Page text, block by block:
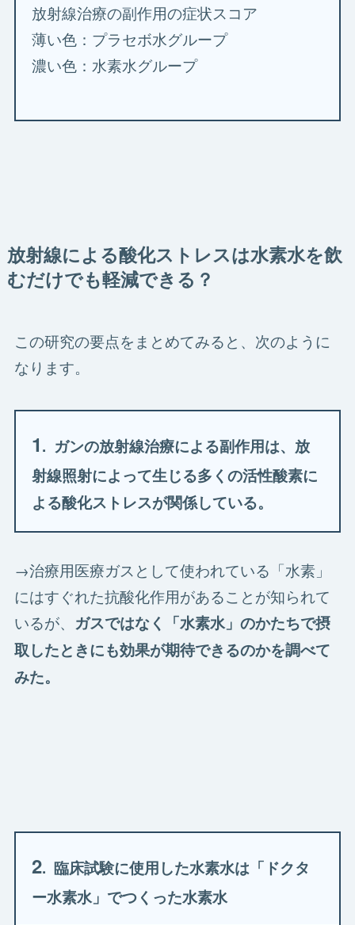
放射線治療の副作用の症状スコア
薄い色：プラセボ水グループ
濃い色：水素水グループ
放射線による酸化ストレスは水素水を飲
むだけでも軽減できる？
この研究の要点をまとめてみると、次のように
なります。
1. ガンの放射線治療による副作用は、放
射線照射によって生じる多くの活性酸素に
よる酸化ストレスが関係している。
→治療用医療ガスとして使われている「水素」
にはすぐれた抗酸化作用があることが知られて
いるが、 ガスではなく「水素水」のかたちで摂
取したときにも効果が期待できるのかを調べて
みた。
2. 臨床試験に使用した水素水は「ドクタ
ー水素水」でつくった水素水